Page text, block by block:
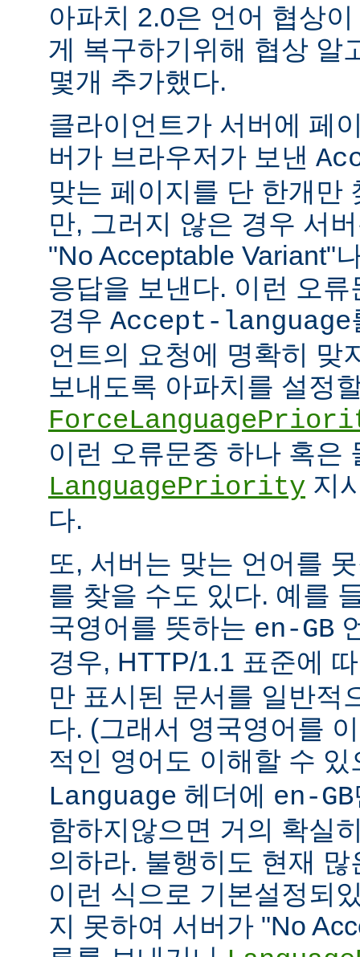
아파치 2.0은 언어 협상
게 복구하기위해 협상 알
몇개 추가했다.
클라이언트가 서버에 페
버가 브라우저가 보낸
맞는 페이지를 단 한개만
만, 그러지 않은 경우 서
"No Acceptable Variant"
응답을 보낸다. 이런 오
경우 Accept-language
언트의 요청에 명확히 맞
보내도록 아파치를 설정
이런 오류문중 하나 혹은
LanguagePriority 지
다.
또, 서버는 맞는 언어를
를 찾을 수도 있다. 예를
국영어를 뜻하는 en-GB
경우, HTTP/1.1 표준에
만 표시된 문서를 일반적
다. (그래서 영국영어를
적인 영어도 이해할 수
Language 헤더에 en-GB
함하지않으면 거의 확실
의하라. 불행히도 현재
이런 식으로 기본설정되
지 못하여 서버가 "No